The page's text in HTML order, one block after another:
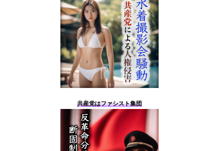
共産党はファシスト集団